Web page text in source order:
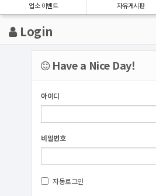
업소 이벤트 자유게시판
Login
Have a Nice Day!
아이디
비밀번호
자동로그인